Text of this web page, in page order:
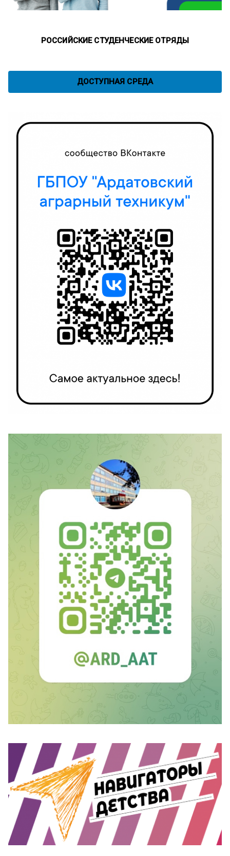
РОССИЙСКИЕ СТУДЕНЧЕСКИЕ ОТРЯДЫ
ДОСТУПНАЯ СРЕДА